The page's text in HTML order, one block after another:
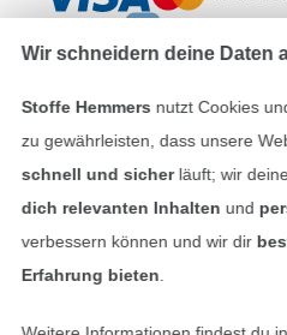
Unsere
Wir schneidern deine Daten
Stoffe Hemmers nutzt Cookies
zu gewährleisten, dass unsere
schnell und sicherläuft; wir
dich relevanten Inhalten und
verbessern können und wir dir
Erfahrung bieten